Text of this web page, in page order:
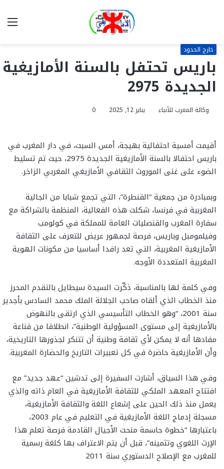
خارج الحدود
باريس تحتفل بالسنة الأمازيغية
الجديدة 2975
وكالة المغرب للأنباء يناير 12, 2025 0
أقيمت أمسية احتفالية بهيجة، أمس السبت، في دار المغرب في
باريس احتفالا بالسنة الأمازيغية الجديدة 2975، حيث تم تسليط
الضوء على غنى الموروث الثقافي الأمازيغي المغربي الزاخر.
وبمبادرة من جمعية “القنطرة”، التي تجمع شبابا من الجالية
المغربية في فرنسا، شكلت هذه الفعالية، المنظمة بالشراكة مع
سفارة المغرب والقنصليات العامة للمملكة في كولومب
وفيلمومبل وباريس، فرصة لجمهور عريض للتعرف على الثقافة
الأمازيغية المغربية، التي تعد رافدا أساسيا من مكونات الهوية
المغربية المتعددة الأوجه.
وفي كلمة لها بالمناسبة، ذكّرت السيدة سيطايل بالتقدم المحرز
منذ الخطاب الذي ألقاه صاحب الجلالة الملك محمد السادس بأجدير
سنة 2001، “وهو الخطاب التأسيسي الذي ارتقى بالنهوض
بالأمازيغية إلى مستوى المسؤولية الوطنية”، انطلاقا من قناعة
مفادها أنه لا يمكن لأي ثقافة وطنية أن تتنكر لجذورها التاريخية،
وأن الأمازيغية حاضرة في كل تعبيرات التاريخ والحضارة المغربية.
وفي هذا السياق، أشارت السفيرة إلى تدشين “عهد جديد” مع
افتتاح المعهد الملكي للثقافة الأمازيغية في العام ذاته والذي
يعمل منذ ذلك الحين على إشعاع اللغة والثقافة الأمازيغية،
مسجلة إدماج اللغة الأمازيغية في التعليم في عام 2003،
باعتبارها “خطوة حاسمة منحت الأجيال القادمة فرصة تعلم هذا
الإرث اللغوي وتثمينه”، قبل أن يتم الاعتراف بها كلغة رسمية
للمغرب مع الإصلاح الدستوري سنة 2011